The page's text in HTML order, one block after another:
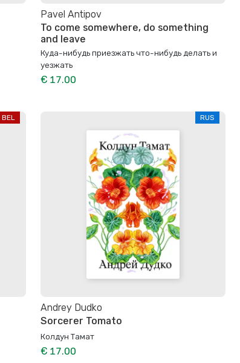
Pavel Antipov
To come somewhere, do something
and leave
Куда-нибудь приезжать что-нибудь делать и
уезжать
€ 17.00
BEL RUS
Andrey Dudko
Sorcerer Tomato
Колдун Тамат
€ 17.00